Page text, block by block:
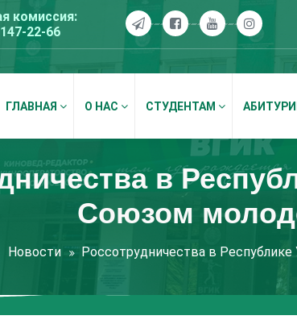
комиссия:
22-66
ГЛАВНАЯ О НАС СТУДЕНТАМ
в
Союзом
Новости Россотрудничества в